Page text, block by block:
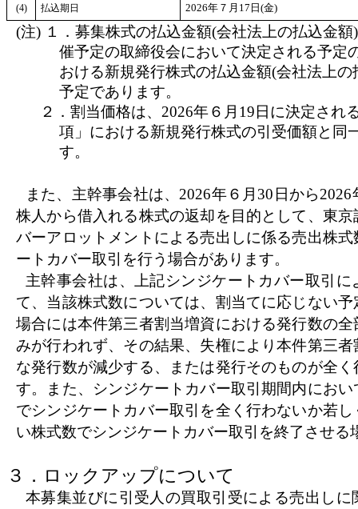
(4)
払込期日 2026年７月17日(金)
(注) １．募集株式の払込金額(会社法上の払込金
催予定の取締役会において決定される予
おける新規発行株式の払込金額(会社法上
予定であります。
２．割当価格は、2026年６月19日に決定さ
項」における新規発行株式の引受価額と同
す。
また、主幹事会社は、2026年６月30日から
株人から借入れる株式の返却を目的として、東
バーアロットメントによる売出しに係る売出株
ートカバー取引を行う場合があります。
主幹事会社は、上記シンジケートカバー取引
て、当該株式数については、割当てに応じない
場合には本件第三者割当増資における発行数の
みが行われず、その結果、失権により本件第三
な発行数が減少する、または発行そのものが全
す。また、シンジケートカバー取引期間内にお
でシンジケートカバー取引を全く行わないか若
い株式数でシンジケートカバー取引を終了させる
３．ロックアップについて
本募集並びに引受人の買取引受による売出し